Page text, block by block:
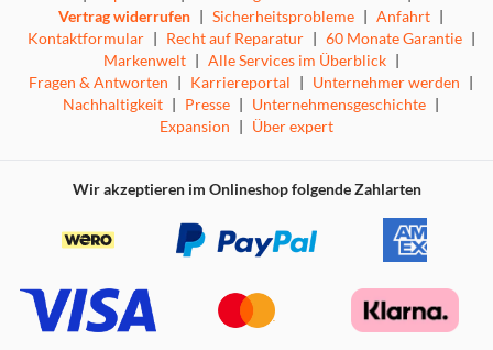
Mit seiner starken Leistung trocknet und glättet das Gerät
die Haare schnell und leise. So gelingt das Styling bequem
zu Hause – mit Ergebnissen wie beim Friseur.
Der Dreame Aero Straight Pro ist ideal für alle, die
Anwendung in einem Gerät suchen. Perfekt für den Alltag
Vertrag widerrufen | Sicherheitsprobleme | Anfahrt |
Kontaktformular | Recht auf Reparatur | 60 Monate Garantie |
Markenwelt | Alle Services im Überblick |
Fragen & Antworten | Karriereportal | Unternehmer werden |
Nachhaltigkeit | Presse | Unternehmensgeschichte |
Expansion | Über expert
Wir akzeptieren im Onlineshop folgende Zahlarten